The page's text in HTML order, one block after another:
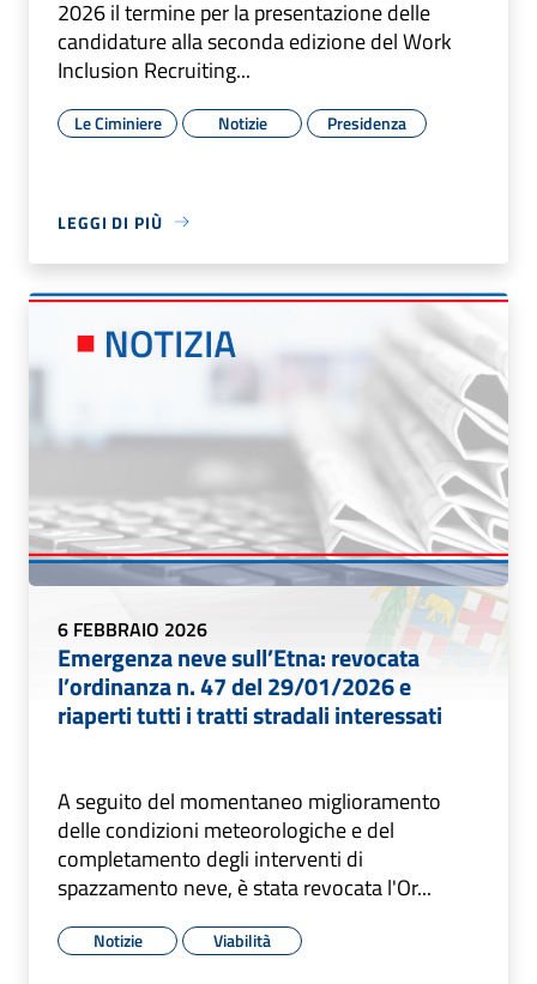
2026 il termine per la presentazione delle
candidature alla seconda edizione del Work
Inclusion Recruiting...
Le Ciminiere Notizie Presidenza
LEGGI DI PIÙ
6 FEBBRAIO 2026
Emergenza neve sull’Etna: revocata
l’ordinanza n. 47 del 29/01/2026 e
riaperti tutti i tratti stradali interessati
A seguito del momentaneo miglioramento
delle condizioni meteorologiche e del
completamento degli interventi di
spazzamento neve, è stata revocata l'Or...
Notizie Viabilità